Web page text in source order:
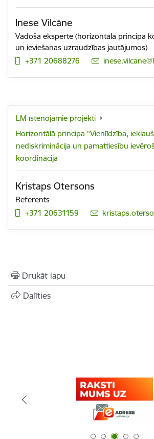
Inese Vilcāne
Vadošā eksperte (horizontālā principa
un ieviešanas uzraudzības jautājumos)
+371 20688276
E-pasts:
LM īstenojamie projekti
Horizontālā principa “Vienlīdzība,
nediskriminācija un pamattiesību
koordinācija
Kristaps Otersons
Referents
+371 20631159
E-pasts:
Drukāt lapu
Dalīties